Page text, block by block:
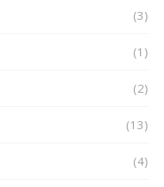
(3)
(1)
(2)
(13)
(4)